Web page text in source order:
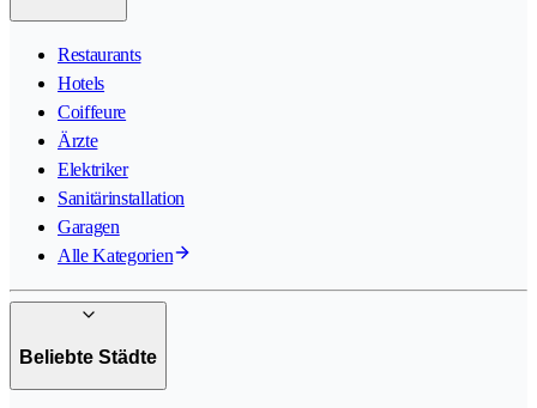
Restaurants
Hotels
Coiffeure
Ärzte
Elektriker
Sanitärinstallation
Garagen
Alle Kategorien
Beliebte Städte